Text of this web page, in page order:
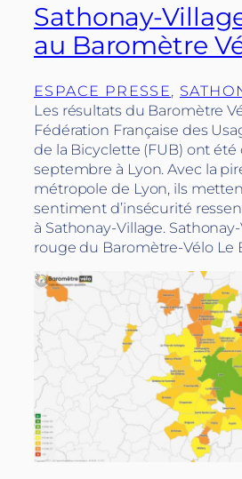
Sathonay-
au Baromètre
ESPACE PRESSE,
Les résultats du Baromètre
Fédération Française des
de la Bicyclette (FUB) ont été
septembre à Lyon. Avec la
métropole de Lyon, ils
sentiment d’insécurité
à Sathonay-Village.
rouge du Baromètre-Vélo Le